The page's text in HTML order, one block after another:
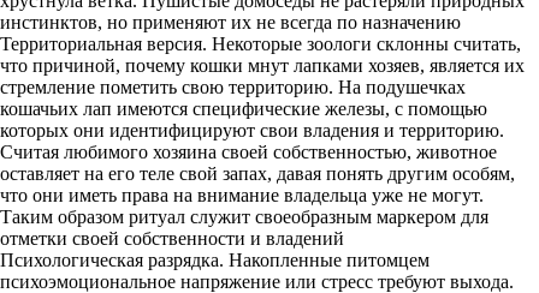
инстинктов, но применяют их не всегда по назначению
Территориальная версия. Некоторые зоологи склонны считать,
что причиной, почему кошки мнут лапками хозяев, является их
стремление пометить свою территорию. На подушечках
кошачьих лап имеются специфические железы, с помощью
которых они идентифицируют свои владения и территорию.
Считая любимого хозяина своей собственностью, животное
оставляет на его теле свой запах, давая понять другим особям,
что они иметь права на внимание владельца уже не могут.
Таким образом ритуал служит своеобразным маркером для
отметки своей собственности и владений
Психологическая разрядка. Накопленные питомцем
психоэмоциональное напряжение или стресс требуют выхода.